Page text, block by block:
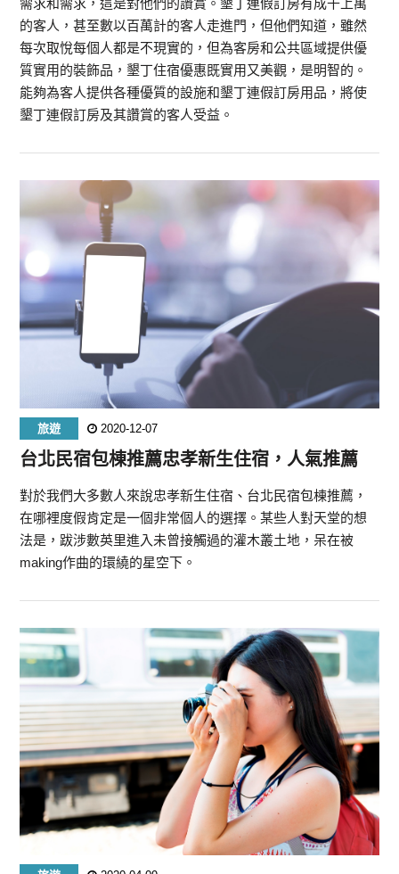
需求和需求，這是對他們的讚賞。墾丁連假訂房有成千上萬
的客人，甚至數以百萬計的客人走進門，但他們知道，雖然
每次取悅每個人都是不現實的，但為客房和公共區域提供優
質實用的裝飾品，墾丁住宿優惠既實用又美觀，是明智的。
能夠為客人提供各種優質的設施和墾丁連假訂房用品，將使
墾丁連假訂房及其讚賞的客人受益。
旅遊 2020-12-07
台北民宿包棟推薦忠孝新生住宿，人氣推薦
對於我們大多數人來說忠孝新生住宿、台北民宿包棟推薦，
在哪裡度假肯定是一個非常個人的選擇。某些人對天堂的想
法是，跋涉數英里進入未曾接觸過的灌木叢土地，呆在被
making作曲的環繞的星空下。